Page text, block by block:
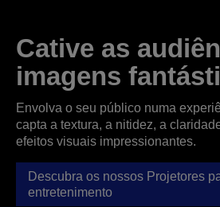
Cative as
imagens
Envolva o seu público numa
capta a textura, a nitidez, a
efeitos visuais impressionantes.
Descubra os nossos Projetores
entretenimento